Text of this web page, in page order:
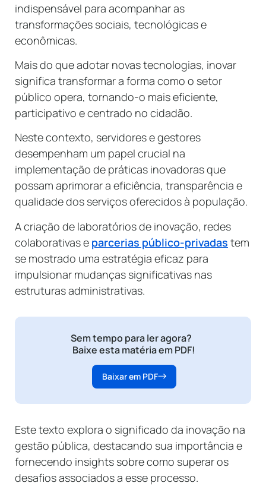
indispensável para acompanhar as
transformações sociais, tecnológicas e
econômicas.
Mais do que adotar novas tecnologias, inovar
significa transformar a forma como o setor
público opera, tornando-o mais eficiente,
participativo e centrado no cidadão.
Neste contexto, servidores e gestores
desempenham um papel crucial na
implementação de práticas inovadoras que
possam aprimorar a eficiência, transparência e
qualidade dos serviços oferecidos à população.
A criação de laboratórios de inovação, redes
colaborativas e parcerias público-privadas tem
se mostrado uma estratégia eficaz para
impulsionar mudanças significativas nas
estruturas administrativas.
Sem tempo para ler agora?
Baixe esta matéria em PDF!
Baixar em PDF
Este texto explora o significado da inovação na
gestão pública, destacando sua importância e
fornecendo insights sobre como superar os
desafios associados a esse processo.